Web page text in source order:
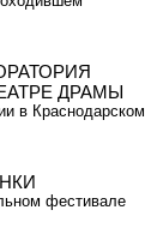
ДРАМЫ
в Краснодарском
фестивале